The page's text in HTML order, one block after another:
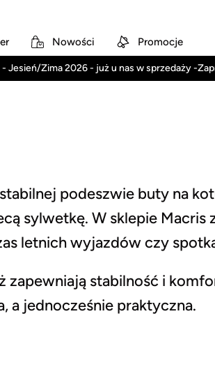
Nowości Promocje
Jesień/Zima 2026 - już u nas w sprzedaży -
podeszwie buty na
sylwetkę. W sklepie Macris
letnich wyjazdów czy
zapewniają stabilność i
a jednocześnie praktyczna.